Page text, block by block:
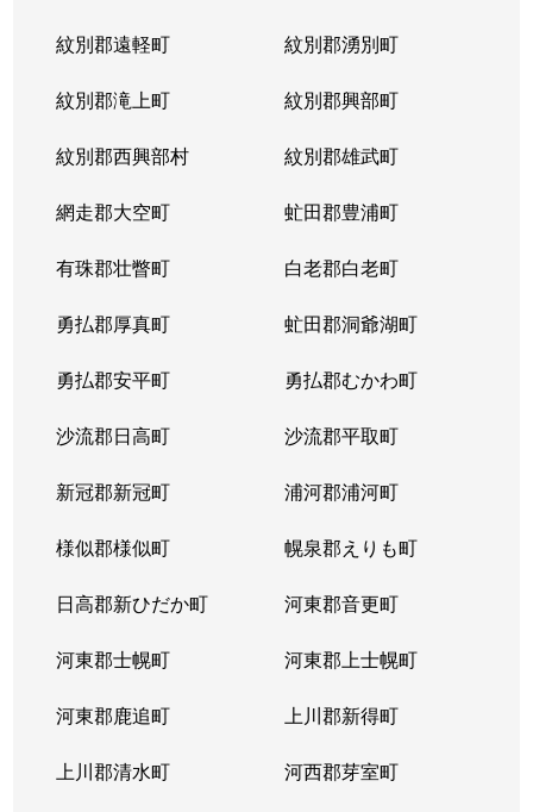
紋別郡遠軽町 紋別郡湧別町
紋別郡滝上町 紋別郡興部町
紋別郡西興部村 紋別郡雄武町
網走郡大空町 虻田郡豊浦町
有珠郡壮瞥町 白老郡白老町
勇払郡厚真町 虻田郡洞爺湖町
勇払郡安平町 勇払郡むかわ町
沙流郡日高町 沙流郡平取町
新冠郡新冠町 浦河郡浦河町
様似郡様似町 幌泉郡えりも町
日高郡新ひだか町 河東郡音更町
河東郡士幌町 河東郡上士幌町
河東郡鹿追町 上川郡新得町
上川郡清水町 河西郡芽室町